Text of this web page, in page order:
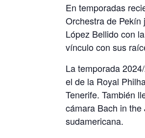
En temporadas
Orchestra de
López Bellido con
vínculo con sus
La temporada
el de la Royal
Tenerife. También
cámara Bach in
sudamericana.